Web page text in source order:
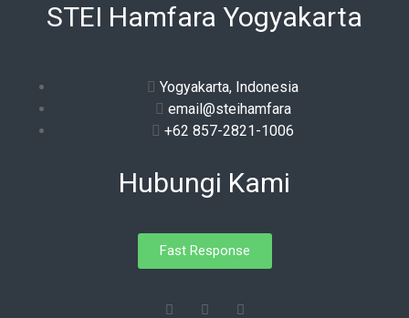
STEI Hamfara Yogyakarta
Yogyakarta, Indonesia
email@steihamfara
+62 857-2821-1006
Hubungi Kami
Fast Response